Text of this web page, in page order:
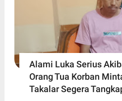
Alami Luka Serius
Orang Tua Korban
Takalar Segera